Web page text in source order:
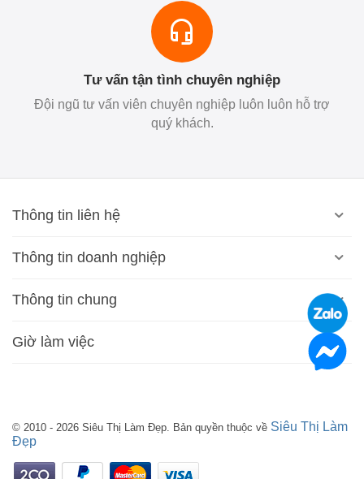
Tư vấn tận tình chuyên nghiệp
Đội ngũ tư vấn viên chuyên nghiệp luôn luôn hỗ trợ
quý khách.
Thông tin liên hệ
Thông tin doanh nghiệp
Thông tin chung
Giờ làm việc
© 2010 - 2026 Siêu Thị Làm Đẹp. Bản quyền thuộc về Siêu Thị Làm
Đẹp